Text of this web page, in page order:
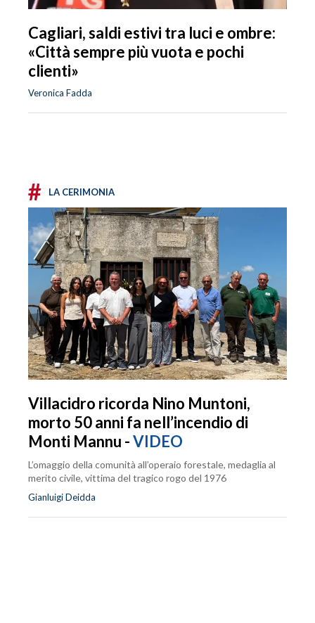
Cagliari, saldi estivi tra luci e ombre:
«Città sempre più vuota e pochi
clienti»
Veronica Fadda
# LA CERIMONIA
Villacidro ricorda Nino Muntoni,
morto 50 anni fa nell’incendio di
Monti Mannu -VIDEO
L’omaggio della comunità all’operaio forestale, medaglia al
merito civile, vittima del tragico rogo del 1976
Gianluigi Deidda